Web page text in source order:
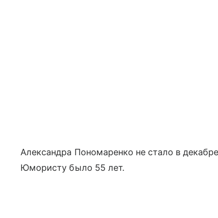
Александра Пономаренко не стало в
Юмористу было 55 лет.